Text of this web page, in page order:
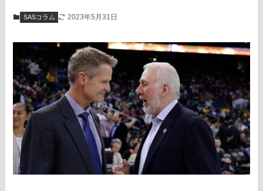
SASコラム 2023年5月31日